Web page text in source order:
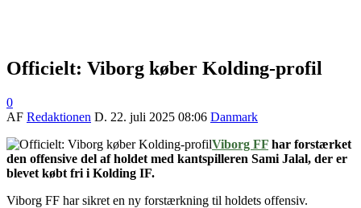
Officielt: Viborg køber Kolding-profil
0
AF Redaktionen D. 22. juli 2025 08:06 Danmark
Viborg FF har forstærket
den offensive del af holdet med kantspilleren Sami Jalal, der er
blevet købt fri i Kolding IF.
Viborg FF har sikret en ny forstærkning til holdets offensiv.